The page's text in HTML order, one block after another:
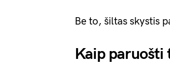
Be to, šiltas skystis
Kaip paruošti